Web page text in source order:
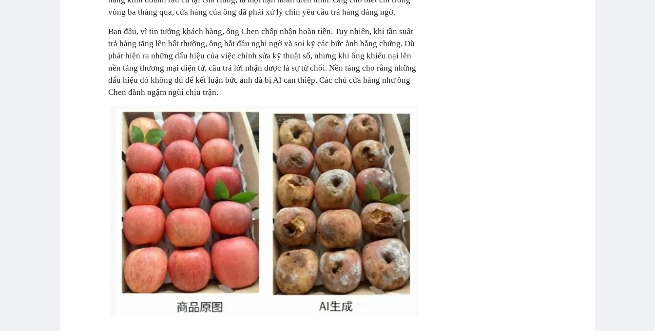
vòng ba tháng qua, cửa hàng của ông đã phải xử lý chín yêu cầu trả hàng đáng ngờ.
Ban đầu, vì tin tưởng khách hàng, ông Chen chấp nhận hoàn tiền. Tuy nhiên, khi tần suất
trả hàng tăng lên bất thường, ông bắt đầu nghi ngờ và soi kỹ các bức ảnh bằng chứng. Dù
phát hiện ra những dấu hiệu của việc chỉnh sửa kỹ thuật số, nhưng khi ông khiếu nại lên
nền tảng thương mại điện tử, câu trả lời nhận được là sự từ chối. Nền tảng cho rằng những
dấu hiệu đó không đủ để kết luận bức ảnh đã bị AI can thiệp. Các chủ cửa hàng như ông
Chen đành ngậm ngùi chịu trận.